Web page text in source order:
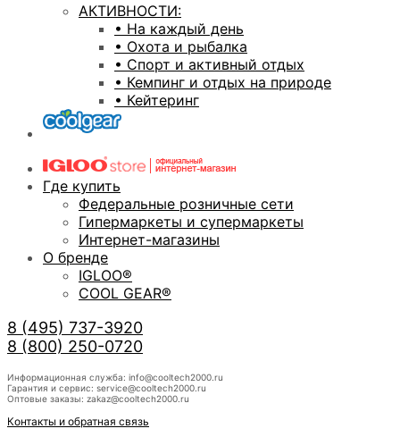
АКТИВНОСТИ:
• На каждый день
• Охота и рыбалка
• Спорт и активный отдых
• Кемпинг и отдых на природе
• Кейтеринг
Где купить
Федеральные розничные сети
Гипермаркеты и супермаркеты
Интернет-магазины
О бренде
IGLOO®
COOL GEAR®
8 (495) 737-3920
8 (800) 250-0720
Информационная служба: info@cooltech2000.ru
Гарантия и сервис: service@cooltech2000.ru
Оптовые заказы: zakaz@cooltech2000.ru
Контакты и обратная связь